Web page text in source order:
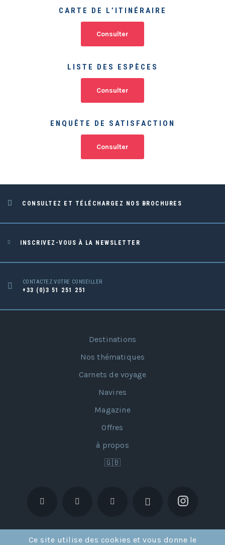
Ce site utilise des cookies et vous donne le
CARTE DE L’ITINÉRAIRE
Consulter
LISTE DES ESPÈCES
Consulter
ENQUÊTE DE SATISFACTION
Consulter
CONSULTEZ ET TÉLÉCHARGEZ NOS BROCHURES
INSCRIVEZ-VOUS À LA NEWSLETTER
CONTACTEZ VOTRE CONSEILLER
+33 (0)3 51 251 251
Destinations
Nos thématiques
Carnets de voyage
Navires
Magazine
Offres
à propos
🇬🇧